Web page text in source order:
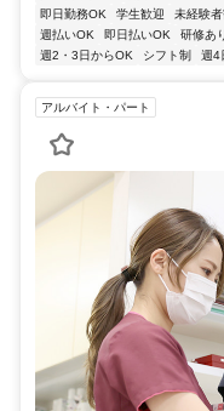
即日勤務OK
学生歓迎 未経験
週払いOK
即日払いOK 研修あ
週2・3日からOK
シフト制 週4
アルバイト・パート